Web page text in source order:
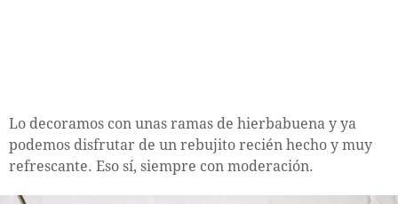
Lo decoramos con unas ramas de hierbabuena y ya
podemos disfrutar de un rebujito recién hecho y muy
refrescante. Eso sí, siempre con moderación.